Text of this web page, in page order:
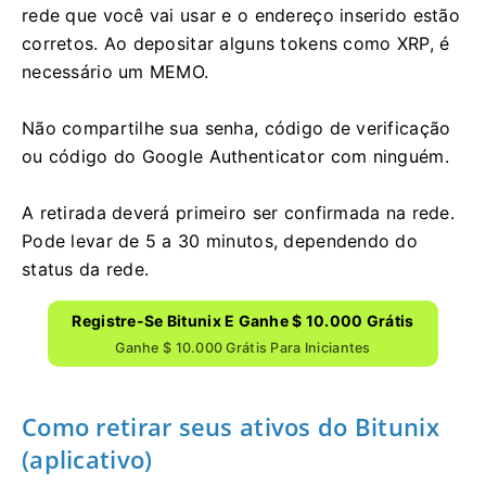
rede que você vai usar e o endereço inserido estão
corretos. Ao depositar alguns tokens como XRP, é
necessário um MEMO.
Não compartilhe sua senha, código de verificação
ou código do Google Authenticator com ninguém.
A retirada deverá primeiro ser confirmada na rede.
Pode levar de 5 a 30 minutos, dependendo do
status da rede.
Registre-Se Bitunix E Ganhe $ 10.000 Grátis
Ganhe $ 10.000 Grátis Para Iniciantes
Como retirar seus ativos do Bitunix
(aplicativo)